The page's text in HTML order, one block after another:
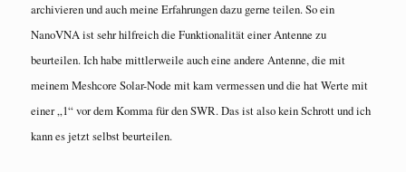
archivieren und auch meine Erfahrungen dazu gerne teilen. So ein
NanoVNA ist sehr hilfreich die Funktionalität einer Antenne zu
beurteilen. Ich habe mittlerweile auch eine andere Antenne, die mit
meinem Meshcore Solar-Node mit kam vermessen und die hat Werte mit
einer „1“ vor dem Komma für den SWR. Das ist also kein Schrott und ich
kann es jetzt selbst beurteilen.